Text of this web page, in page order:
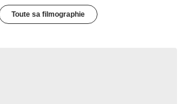
Toute sa filmographie